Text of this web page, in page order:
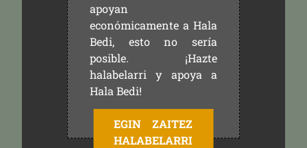
apoyan
económicamente a Hala
Bedi, esto no sería
posible. ¡Hazte
halabelarri y apoya a
Hala Bedi!
EGIN ZAITEZ
HALABELARRI